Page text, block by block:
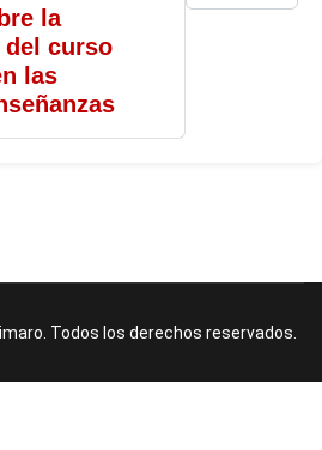
la
curso
las
Todos los derechos reservados.